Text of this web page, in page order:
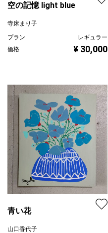
空の記憶 light blue
寺床まり子
プラン
レギュラー
価格
¥ 30,000
青い花
山口香代子